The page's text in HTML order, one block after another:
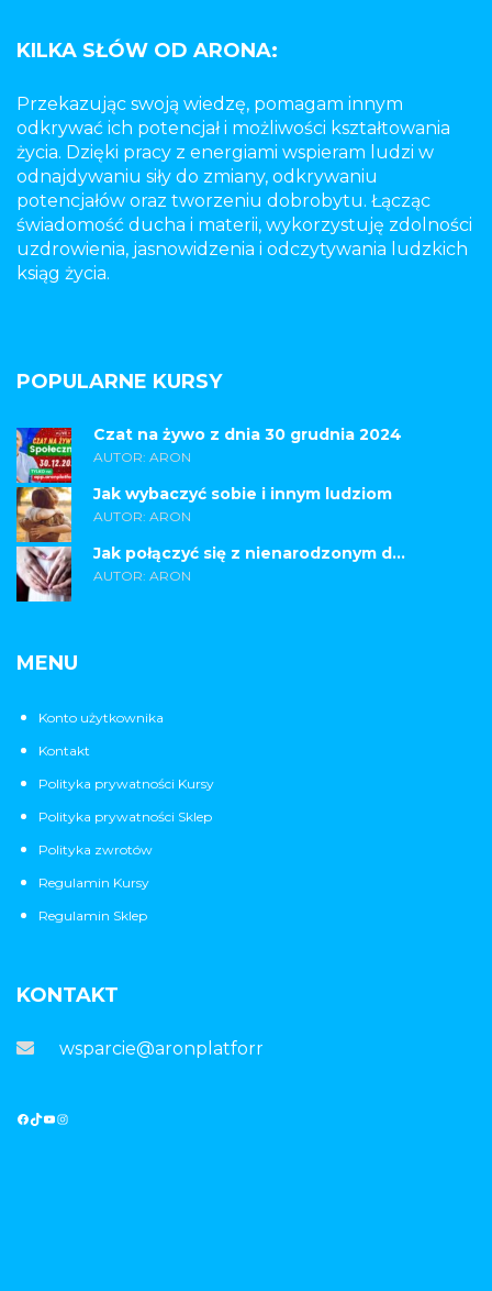
KILKA SŁÓW OD ARONA:
Przekazując swoją wiedzę, pomagam innym
odkrywać ich potencjał i możliwości kształtowania
życia. Dzięki pracy z energiami wspieram ludzi w
odnajdywaniu siły do zmiany, odkrywaniu
potencjałów oraz tworzeniu dobrobytu. Łącząc
świadomość ducha i materii, wykorzystuję zdolności
uzdrowienia, jasnowidzenia i odczytywania ludzkich
ksiąg życia.
POPULARNE KURSY
Czat na żywo z dnia 30 grudnia 2024
AUTOR: ARON
Jak wybaczyć sobie i innym ludziom
AUTOR: ARON
Jak połączyć się z nienarodzonym d...
AUTOR: ARON
MENU
Konto użytkownika
Kontakt
Polityka prywatności Kursy
Polityka prywatności Sklep
Polityka zwrotów
Regulamin Kursy
Regulamin Sklep
KONTAKT
wsparcie@aronplatforma.pl